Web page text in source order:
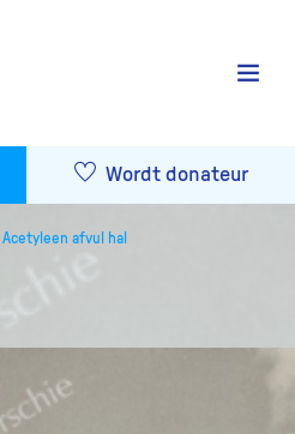
Wordt donateur
Acetyleen afvul hal